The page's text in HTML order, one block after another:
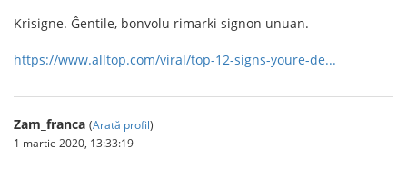
Krisigne. Ĝentile, bonvolu rimarki signon unuan.
https://www.alltop.com/viral/top-12-signs-youre-de...
Zam_franca (Arată profil)
1 martie 2020, 13:33:19